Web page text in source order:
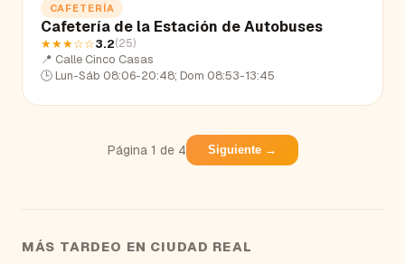
CAFETERÍA
Cafetería de la Estación de Autobuses
★★★☆☆3.2(25)
📍 Calle Cinco Casas
🕒 Lun-Sáb 08:06-20:48; Dom 08:53-13:45
Página 1 de 4 Siguiente →
MÁS TARDEO EN CIUDAD REAL